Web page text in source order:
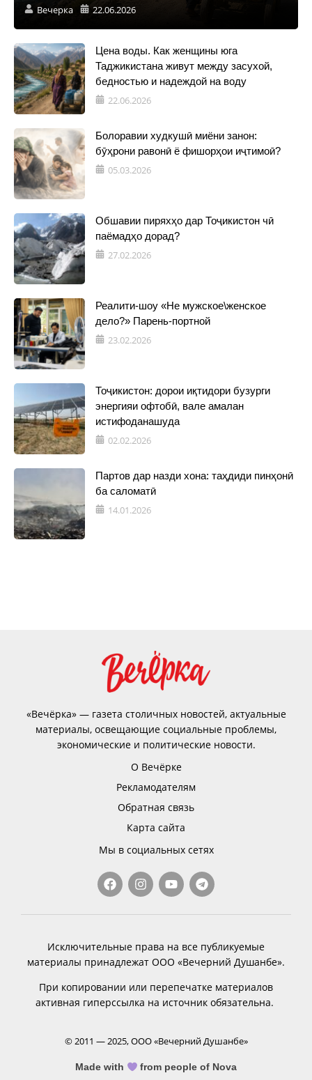
Вечерка 22.06.2026
Цена воды. Как женщины юга
Таджикистана живут между засухой,
бедностью и надеждой на воду
22.06.2026
Болоравии худкушӣ миёни занон:
бӯҳрони равонӣ ё фишорҳои иҷтимоӣ?
05.03.2026
Обшавии пиряхҳо дар Тоҷикистон чӣ
паёмадҳо дорад?
27.02.2026
Реалити-шоу «Не мужское\женское
дело?» Парень-портной
23.02.2026
Тоҷикистон: дорои иқтидори бузурги
энергияи офтобӣ, вале амалан
истифоданашуда
02.02.2026
Партов дар назди хона: таҳдиди пинҳонӣ
ба саломатӣ
14.01.2026
«Вечёрка» — газета столичных новостей, актуальные
материалы, освещающие социальные проблемы,
экономические и политические новости.
О Вечёрке
Рекламодателям
Обратная связь
Карта сайта
Мы в социальных сетях
Исключительные права на все публикуемые
материалы принадлежат ООО «Вечерний Душанбе».
При копировании или перепечатке материалов
активная гиперссылка на источник обязательна.
© 2011 — 2025, ООО «Вечерний Душанбе»
Made with from people of Nova